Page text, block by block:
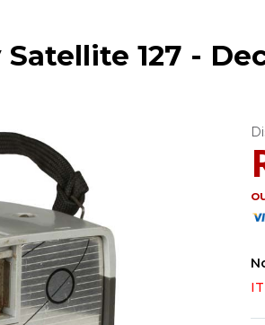
127 -